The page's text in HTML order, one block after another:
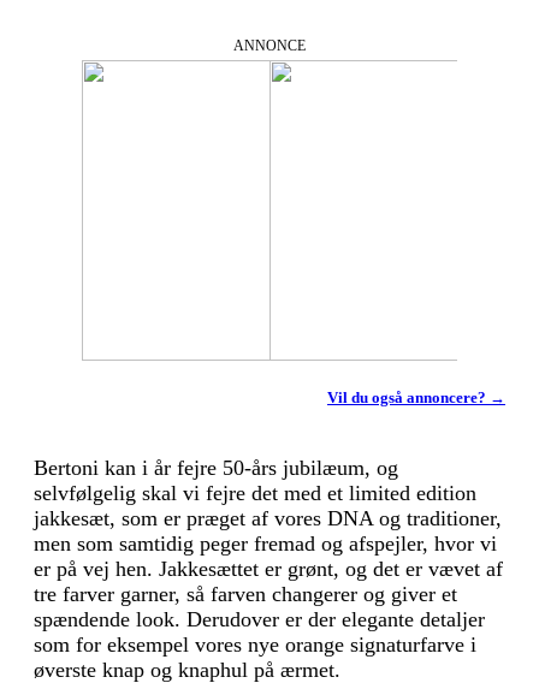
ANNONCE
Vil du også annoncere? →
Bertoni kan i år fejre 50-års jubilæum, og
selvfølgelig skal vi fejre det med et limited edition
jakkesæt, som er præget af vores DNA og traditioner,
men som samtidig peger fremad og afspejler, hvor vi
er på vej hen. Jakkesættet er grønt, og det er vævet af
tre farver garner, så farven changerer og giver et
spændende look. Derudover er der elegante detaljer
som for eksempel vores nye orange signaturfarve i
øverste knap og knaphul på ærmet.